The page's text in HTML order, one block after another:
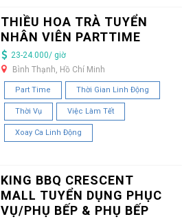
THIỀU HOA TRÀ TUYỂN
NHÂN VIÊN PARTTIME
23-24.000/ giờ
Bình Thạnh, Hồ Chí Minh
Part Time Thời Gian Linh Động
Thời Vụ Việc Làm Tết
Xoay Ca Linh Động
KING BBQ CRESCENT
MALL TUYỂN DỤNG PHỤC
VỤ/PHỤ BẾP & PHỤ BẾP